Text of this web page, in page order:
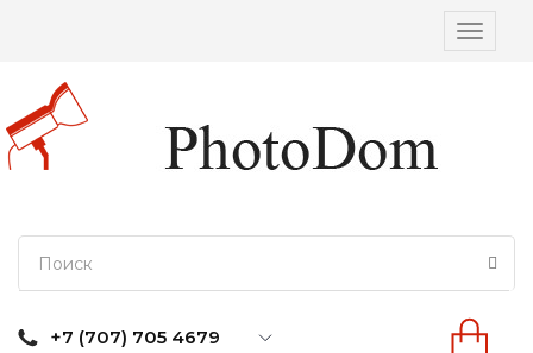
Вкл/
+7 (707) 705 4679